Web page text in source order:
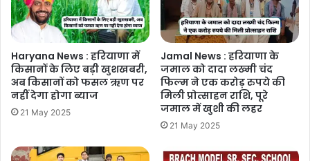
Haryana News : हरियाणा में
किसानों के लिए बड़ी खुशखबरी,
अब किसानों को फसल ऋण पर
नहीं देगा होगा ब्याज
21 May 2025
Jamal News : हरियाणा के
जमाल को दादा लख्मी चंद
फिल्म ने एक करोड़ रुपये की
मिली प्रोत्साहन राशि, पूरे
जमाल में खुशी की लहर
21 May 2025